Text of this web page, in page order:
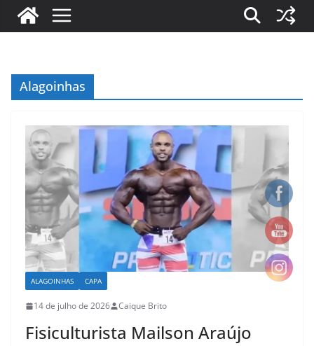
Alagoinhas
ALAGOINHAS CAPA
14 de julho de 2026 Caique Brito
Fisiculturista Mailson Araújo